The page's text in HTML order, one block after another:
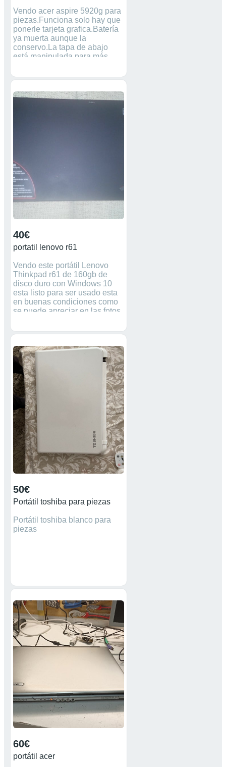
Vendo acer aspire 5920g para
piezas.Funciona solo hay que
ponerle tarjeta grafica.Batería
ya muerta aunque la
conservo.La tapa de abajo
está manipulada para más
funciona poniéndole la tarjeta
original.Intel core 2 dúo,4 gb
ram,disco duro y doy la tarjeta
40€
portatil lenovo r61
Vendo este portátil Lenovo
Thinkpad r61 de 160gb de
disco duro con Windows 10
esta listo para ser usado esta
en buenas condiciones como
se puede apreciar en las fotos
pero funciona la bateria no
conectado a la red cualquier
duda pueden preguntar gastos
de envío a cargo del
comprador no negociable
50€
Portátil toshiba para piezas
Portátil toshiba blanco para
piezas
60€
portátil acer